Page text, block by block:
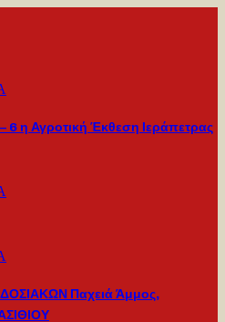
η Αγροτική Έκθεση Ιεράπετρας
Παχειά Άμμος,